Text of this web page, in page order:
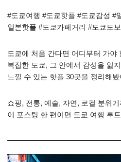
#도쿄여행 #도쿄핫플 #도쿄감성 #
일본핫플 #도쿄카페거리 #도쿄도
도쿄에 처음 간다면 어디부터 가야
복잡한 도쿄, 그 안에서 감성을 잃
느낄 수 있는 핫플 30곳을 정리해봤
쇼핑, 전통, 예술, 자연, 로컬 분위기
이 포스팅 한 편이면 도쿄 여행 루